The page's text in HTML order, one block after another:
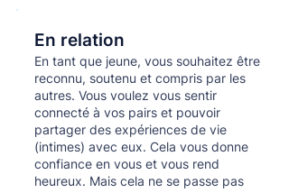
En relation
En tant que jeune, vous souhaitez être
reconnu, soutenu et compris par les
autres. Vous voulez vous sentir
connecté à vos pairs et pouvoir
partager des expériences de vie
(intimes) avec eux. Cela vous donne
confiance en vous et vous rend
heureux. Mais cela ne se passe pas
Кнопка